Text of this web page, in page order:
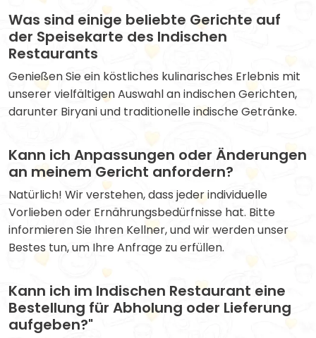
Was sind einige beliebte Gerichte auf
der Speisekarte des Indischen
Restaurants
Genießen Sie ein köstliches kulinarisches Erlebnis mit
unserer vielfältigen Auswahl an indischen Gerichten,
darunter Biryani und traditionelle indische Getränke.
Kann ich Anpassungen oder Änderungen
an meinem Gericht anfordern?
Natürlich! Wir verstehen, dass jeder individuelle
Vorlieben oder Ernährungsbedürfnisse hat. Bitte
informieren Sie Ihren Kellner, und wir werden unser
Bestes tun, um Ihre Anfrage zu erfüllen.
Kann ich im Indischen Restaurant eine
Bestellung für Abholung oder Lieferung
aufgeben?"